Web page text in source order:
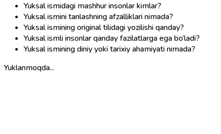
Yuksal ismidagi mashhur insonlar kimlar?
Yuksal ismini tanlashning afzalliklari nimada?
Yuksal ismining original tilidagi yozilishi qanday?
Yuksal ismli insonlar qanday fazilatlarga ega bo‘ladi?
Yuksal ismining diniy yoki tarixiy ahamiyati nimada?
Yuklanmoqda...